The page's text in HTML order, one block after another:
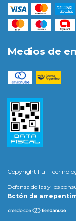
Medios de
Copyright Full
Defensa de las y los
Botón de